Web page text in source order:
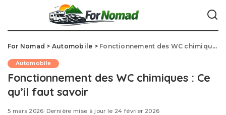
For Nomad > Automobile > Fonctionnement des WC chimiques : Ce qu’il faut savoir
Automobile
Fonctionnement des WC chimiques : Ce
qu’il faut savoir
5 mars 2026 Dernière mise à jour le 24 février 2026